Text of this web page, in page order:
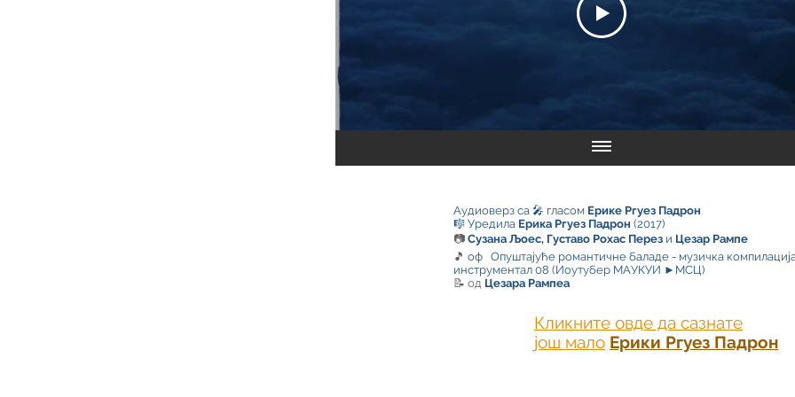
Аудиоверз са 🎤 гласом Ерике Ргуез Падрон
🎼 Уредила Ерика Ргуез Падрон (2017)
📷 Сузана Љоес, Густаво Рохас Перез и Цезар Рампе
🎵 оф Опуштајуће романтичне баладе - музичка
инструментал 08 (Иоутубер МАУКУИ ►МСЦ)
📝 од Цезара Рампеа
Кликните овде да сазнате
још мало Ерики Ргуез Падрон